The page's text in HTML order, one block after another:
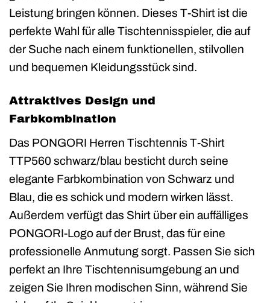
Leistung bringen können. Dieses T-Shirt ist die
perfekte Wahl für alle Tischtennisspieler, die auf
der Suche nach einem funktionellen, stilvollen
und bequemen Kleidungsstück sind.
Attraktives Design und
Farbkombination
Das PONGORI Herren Tischtennis T-Shirt
TTP560 schwarz/blau besticht durch seine
elegante Farbkombination von Schwarz und
Blau, die es schick und modern wirken lässt.
Außerdem verfügt das Shirt über ein auffälliges
PONGORI-Logo auf der Brust, das für eine
professionelle Anmutung sorgt. Passen Sie sich
perfekt an Ihre Tischtennisumgebung an und
zeigen Sie Ihren modischen Sinn, während Sie